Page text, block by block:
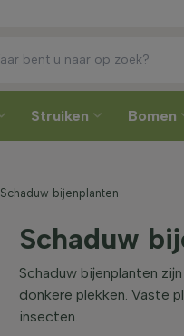
Struiken Bomen
Schaduw bijenplanten
Schaduw
Schaduw bijenplanten
donkere plekken. Vaste
insecten.